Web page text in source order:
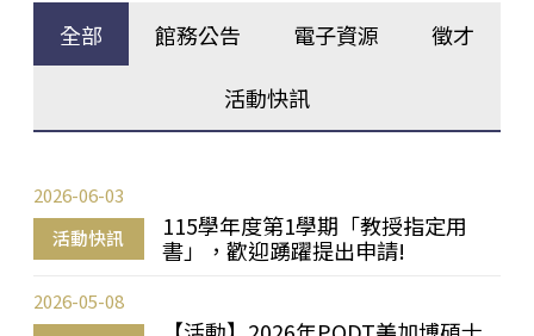
全部 館務公告 電子資源 徵才
活動快訊
活動快訊
115學年度第1學期「教授指定用
書」，歡迎踴躍提出申請!
2026-06-03
2026-05-08